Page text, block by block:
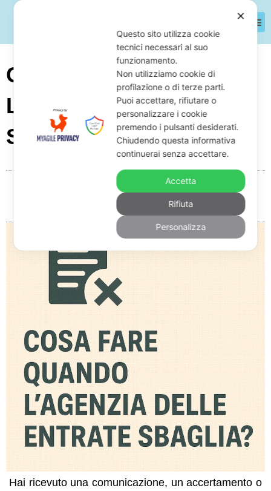
Cosa Fare Quando
L’Agenzia Delle Entrate
Sbaglia?
Giuseppe Monardo
06:18
Nessun commento
Hai ricevuto una comunicazione, un accertamento o
✕
Questo sito utilizza cookie
tecnici necessari al suo
funzionamento.
Non utilizziamo cookie di
profilazione o di terze parti.
Puoi accettare, rifiutare o
personalizzare i cookie
premendo i pulsanti desiderati.
Chiudendo questa informativa
continuerai senza accettare.
Accetta
Rifiuta
Personalizza